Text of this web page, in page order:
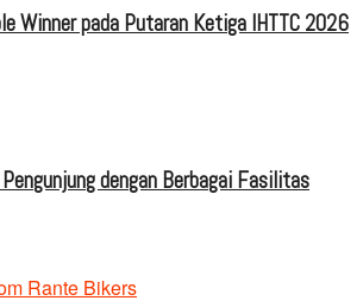
Winner pada Putaran Ketiga IHTTC 2026
dengan Berbagai Fasilitas